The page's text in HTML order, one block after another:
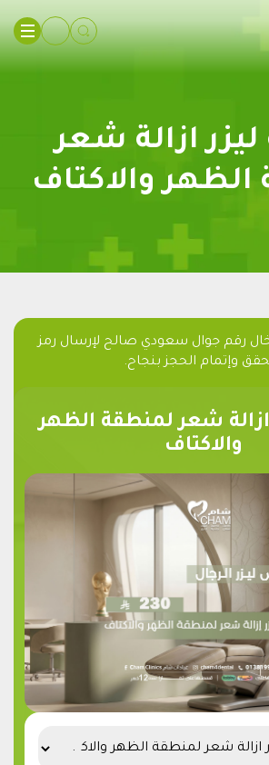
ازالة شعر
والاكتاف
رقم جوال سعودي صالح لإرسال رمز
وإتمام الحجز بنجاح.
شعر لمنطقة الظهر
والاكتاف